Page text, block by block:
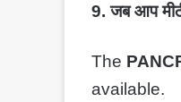
9. जब आप
The
available.